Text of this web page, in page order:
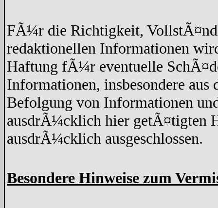
FÃ¼r die Richtigkeit,
redaktionellen Informationen
Haftung fÃ¼r eventuelle
Informationen, insbesondere
Befolgung von Informationen
ausdrÃ¼cklich hier getÃ¤tigten
ausdrÃ¼cklich ausgeschlossen.
Besondere Hinweise zum